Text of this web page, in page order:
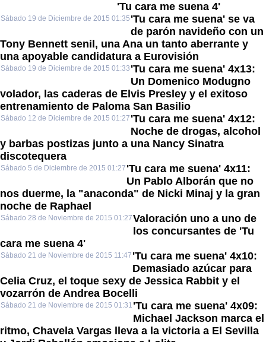
'Tu cara me suena 4'
Sábado 19 de Diciembre de 2015 01:35 'Tu cara me suena' se va
de parón navideño con un
Tony Bennett senil, una Ana un tanto aberrante y
una apoyable candidatura a Eurovisión
Sábado 19 de Diciembre de 2015 01:33 'Tu cara me suena' 4x13:
Un Domenico Modugno
volador, las caderas de Elvis Presley y el exitoso
entrenamiento de Paloma San Basilio
Sábado 12 de Diciembre de 2015 01:27 'Tu cara me suena' 4x12:
Noche de drogas, alcohol
y barbas postizas junto a una Nancy Sinatra
discotequera
Sábado 5 de Diciembre de 2015 01:27 'Tu cara me suena' 4x11:
Un Pablo Alborán que no
nos duerme, la "anaconda" de Nicki Minaj y la gran
noche de Raphael
Sábado 28 de Noviembre de 2015 01:27Valoración uno a uno de
los concursantes de 'Tu
cara me suena 4'
Sábado 21 de Noviembre de 2015 11:47 'Tu cara me suena' 4x10:
Demasiado azúcar para
Celia Cruz, el toque sexy de Jessica Rabbit y el
vozarrón de Andrea Bocelli
Sábado 21 de Noviembre de 2015 01:31 'Tu cara me suena' 4x09:
Michael Jackson marca el
ritmo, Chavela Vargas lleva a la victoria a El Sevilla